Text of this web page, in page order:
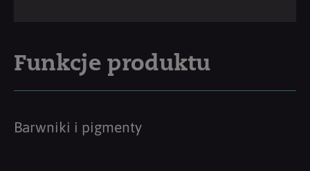
Funkcje produktu
Barwniki i pigmenty